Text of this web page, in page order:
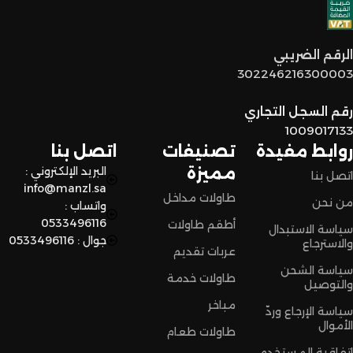
توصيل سريع وآمن
نضمن وصول منتجاتكم بأفضل حالة وفي أقصر وقت ممكن.
اختاروا الراحة والأناقة من المنزل النادر للاثاث الآن وعيشوا تجربة
تسوق مميزة.
روابط مفيدة
اتصل بنا
من نحن
سياسة الاستبدال
والاسترجاع
سياسة الشحن
والتوصيل
سياسة الإرجاع وردّ
الأموال
تصنيفات
مميزة
طاولات مداخل
أطقم طاولات
عربات تقديم
طاولات خدمة
مباخر
طاولات طعام
اتصل بنا
البريد الإلكتروني :
info@manzl.sa
واتساب :
0533496116
جوال : 0533496116
الرقم الضريبي
302246216300003
رقم السجل التجاري
1009017133